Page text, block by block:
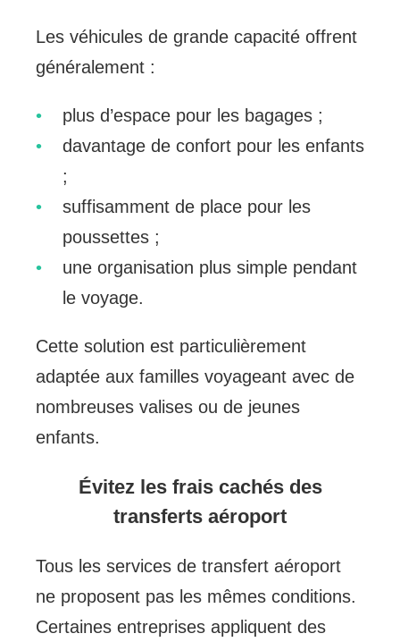
Les véhicules de grande capacité offrent
généralement :
plus d’espace pour les bagages ;
davantage de confort pour les enfants
;
suffisamment de place pour les
poussettes ;
une organisation plus simple pendant
le voyage.
Cette solution est particulièrement
adaptée aux familles voyageant avec de
nombreuses valises ou de jeunes
enfants.
Évitez les frais cachés des
transferts aéroport
Tous les services de transfert aéroport
ne proposent pas les mêmes conditions.
Certaines entreprises appliquent des